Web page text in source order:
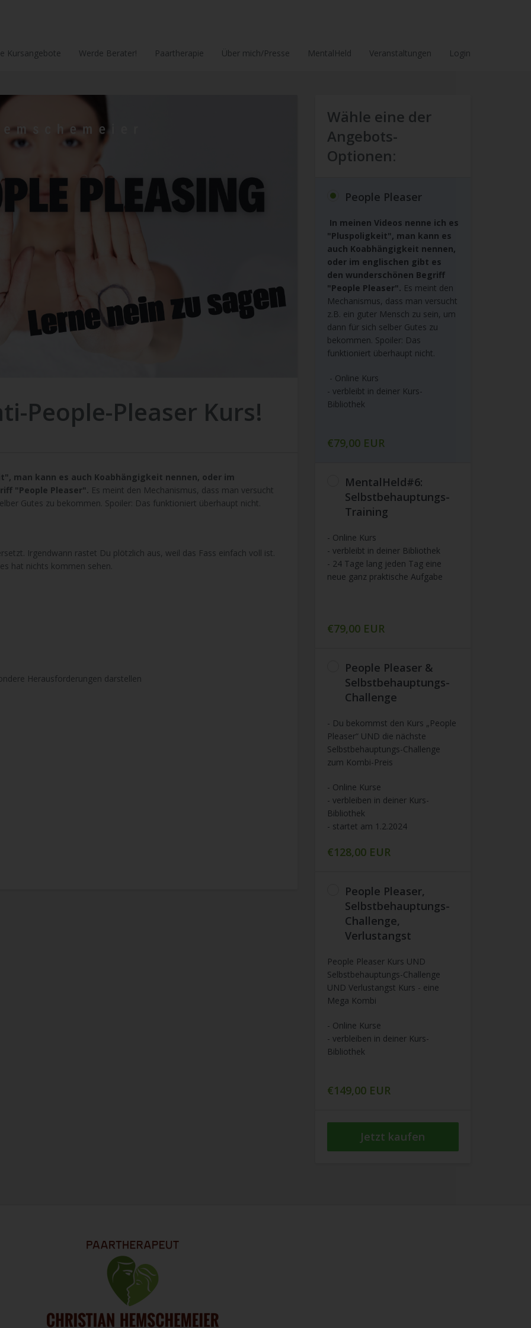
Kursangebote Werde Berater! Paartherapie Über mich/Presse MentalHeld Veranstaltungen Login
People-Pleaser Kurs!
man kann es auch Koabhängigkeit nennen, oder im
"People Pleaser". Es meint den Mechanismus, dass man versucht
Gutes zu bekommen. Spoiler: Das funktioniert überhaupt nicht.
Irgendwann rastet Du plötzlich aus, weil das Fass einfach voll ist.
hat nichts kommen sehen.
Herausforderungen darstellen
Wähle eine der
Angebots-
Optionen:
People Pleaser
In meinen Videos nenne ich es
"Pluspoligkeit", man kann es
auch Koabhängigkeit nennen,
oder im englischen gibt es
den wunderschönen Begriff
"People Pleaser". Es meint den
Mechanismus, dass man versucht
z.B. ein guter Mensch zu sein, um
dann für sich selber Gutes zu
bekommen. Spoiler: Das
funktioniert überhaupt nicht.
- Online Kurs
- verbleibt in deiner Kurs-
Bibliothek
€79,00 EUR
MentalHeld#6:
Selbstbehauptungs-
Training
- Online Kurs
- verbleibt in deiner Bibliothek
- 24 Tage lang jeden Tag eine
neue ganz praktische Aufgabe
€79,00 EUR
People Pleaser &
Selbstbehauptungs-
Challenge
- Du bekommst den Kurs „People
Pleaser“ UND die nächste
Selbstbehauptungs-Challenge
zum Kombi-Preis
- Online Kurse
- verbleiben in deiner Kurs-
Bibliothek
- startet am 1.2.2024
€128,00 EUR
People Pleaser,
Selbstbehauptungs-
Challenge,
Verlustangst
People Pleaser Kurs UND
Selbstbehauptungs-Challenge
UND Verlustangst Kurs - eine
Mega Kombi
- Online Kurse
- verbleiben in deiner Kurs-
Bibliothek
€149,00 EUR
Jetzt kaufen